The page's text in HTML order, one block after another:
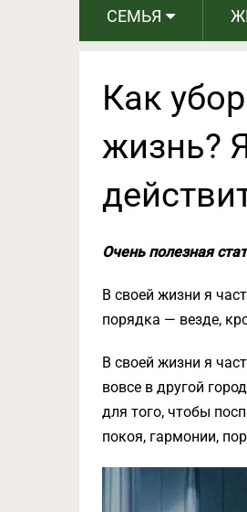
СЕМЬЯ
Как
жизнь?
Очень полезная
В своей жизни я
порядка — везде,
В своей жизни я
вовсе в другой
для того, чтобы
покоя, гармонии,